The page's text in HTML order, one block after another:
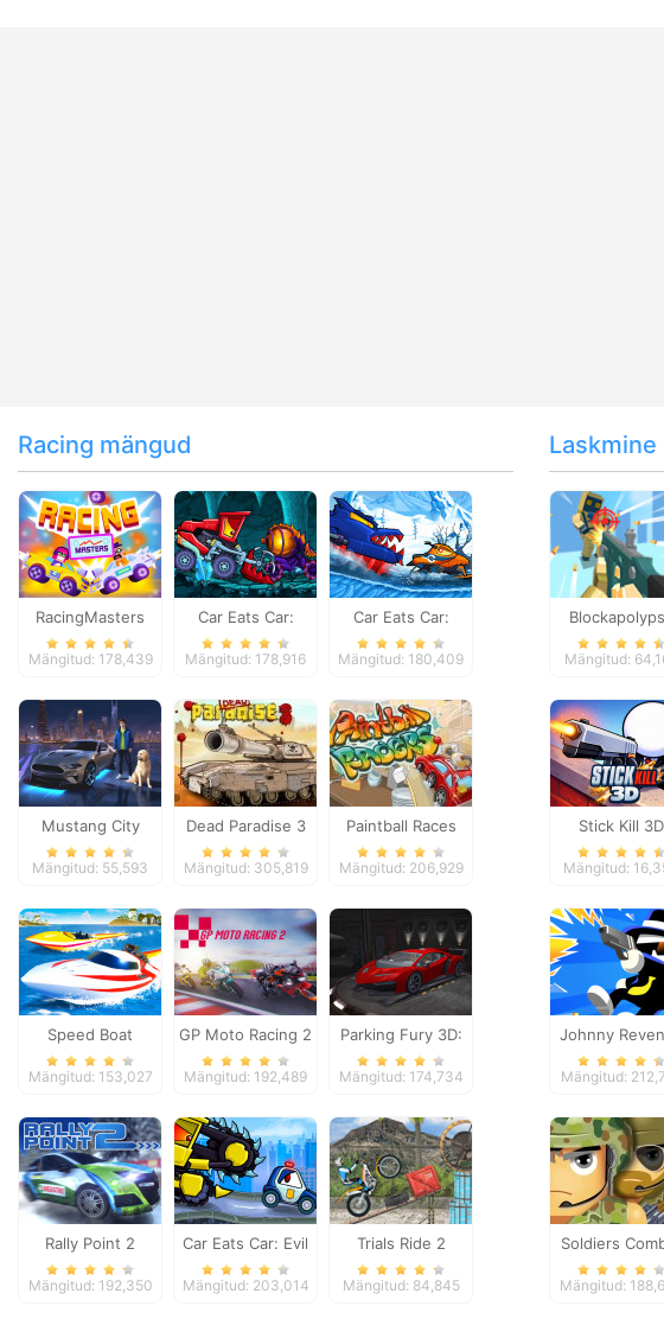
Racing mängud
RacingMasters
Mängitud: 178,439
Car Eats Car:
Dungeon
Adventure
Mängitud: 178,916
Car Eats Car:
Winter Adventure
Mängitud: 180,409
Mustang City
Driver
Mängitud: 55,593
Dead Paradise 3
Mängitud: 305,819
Paintball Races
Mängitud: 206,929
Speed Boat
Extreme Racing
Mängitud: 153,027
GP Moto Racing 2
Mängitud: 192,489
Parking Fury 3D:
Night Thief
Mängitud: 174,734
Rally Point 2
Mängitud: 192,350
Car Eats Car: Evil
Cars
Mängitud: 203,014
Trials Ride 2
Mängitud: 84,845
Laskmine
Zombie
Mängitud:
Stick Kill 3D
Mängitud:
Johnny
Mängitud:
Soldiers
Mängitud: